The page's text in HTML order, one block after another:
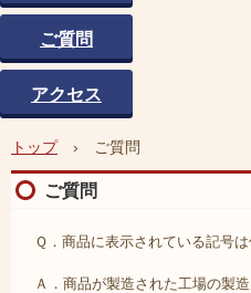
ご質問
アクセス
トップ › ご質問
ご質問
Ｑ．商品に表示されている記号
Ａ．商品が製造された工場の製造